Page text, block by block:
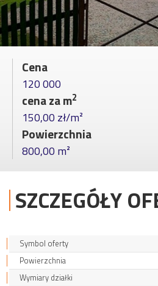
Cena
120 000
cena za m2
150,00 zł/m²
Powierzchnia
800,00 m²
SZCZEGÓŁY
Symbol oferty
Powierzchnia
Wymiary działki